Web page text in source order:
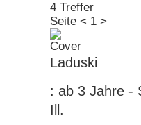
4 Treffer
Seite < 1 >
Laduski
: ab 3 Jahre -
Ill.